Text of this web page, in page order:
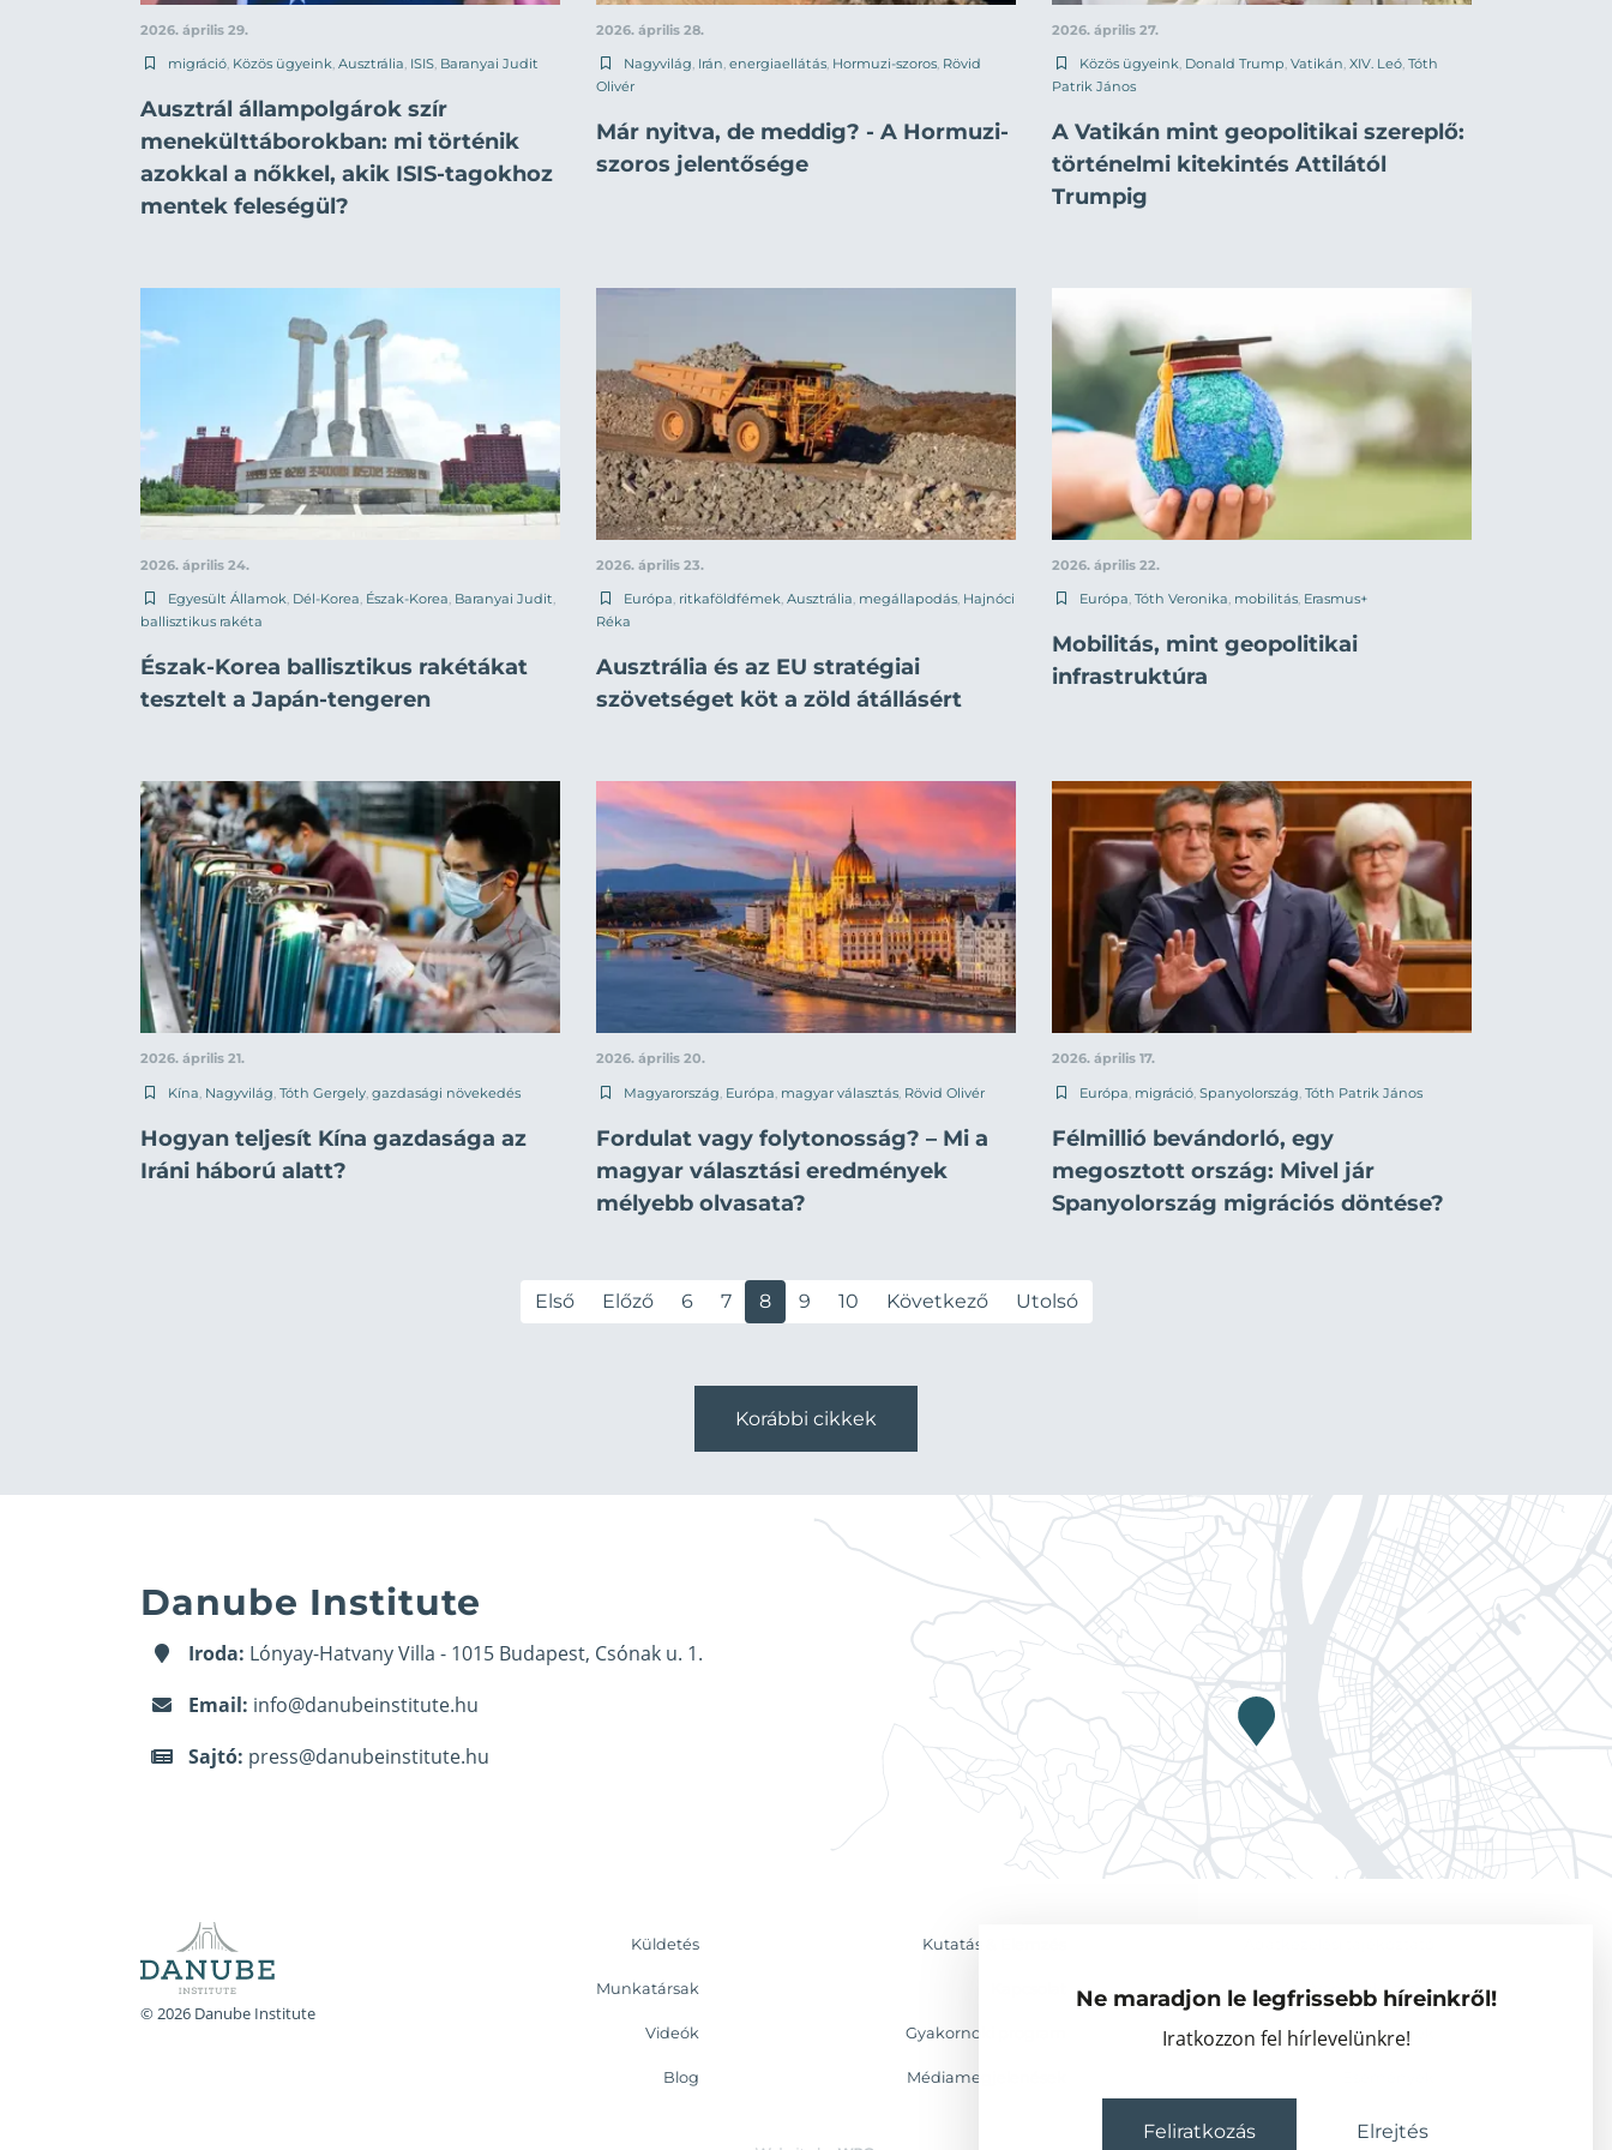
Ne maradjon le legfrissebb híreinkről!
Iratkozzon fel hírlevelünkre!
Feliratkozás Elrejtés
2026. április 29.
migráció Közös ügyeink Ausztrália ISIS Baranyai Judit
Ausztrál állampolgárok szír
menekülttáborokban: mi történik
azokkal a nőkkel, akik ISIS-tagokhoz
mentek feleségül?
2026. április 28.
Nagyvilág Irán energiaellátás Hormuzi-szoros Rövid
Olivér
Már nyitva, de meddig? - A Hormuzi-
szoros jelentősége
2026. április 27.
Közös ügyeink Donald Trump Vatikán XIV. Leó Tóth
Patrik János
A Vatikán mint geopolitikai szereplő:
történelmi kitekintés Attilától
Trumpig
2026. április 24.
Egyesült Államok, Dél-Korea, Észak-Korea, Baranyai Judit,
ballisztikus rakéta
Észak-Korea ballisztikus rakétákat
tesztelt a Japán-tengeren
2026. április 23.
Európa, ritkaföldfémek, Ausztrália, megállapodás, Hajnóci
Réka
Ausztrália és az EU stratégiai
szövetséget köt a zöld átállásért
2026. április 22.
Európa, Tóth Veronika, mobilitás, Erasmus+
Mobilitás, mint geopolitikai
infrastruktúra
2026. április 21.
Kína Nagyvilág Tóth Gergely gazdasági növekedés
Hogyan teljesít Kína gazdasága az
Iráni háború alatt?
2026. április 20.
Magyarország Európa magyar választás Rövid Olivér
Fordulat vagy folytonosság? – Mi a
magyar választási eredmények
mélyebb olvasata?
2026. április 17.
Európa migráció Spanyolország Tóth Patrik János
Félmillió bevándorló, egy
megosztott ország: Mivel jár
Spanyolország migrációs döntése?
Első Előző 6 7 8 9 10 Következő Utolsó
Korábbi cikkek
Danube Institute
Iroda: Lónyay-Hatvany Villa - 1015 Budapest, Csónak u. 1.
Email: info@danubeinstitute.hu
Sajtó: press@danubeinstitute.hu
© 2026 Danube Institute
Küldetés Kutatás & Elemzés
Munkatársak Vendégkutatók
Videók Gyakornoki program Partnerszervezetek
Blog Médiamegjelenések